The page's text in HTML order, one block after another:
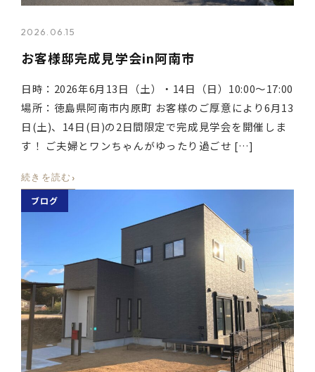
2026.06.15
お客様邸完成見学会in阿南市
日時：2026年6月13日（土）・14日（日）10:00〜17:00
場所：徳島県阿南市内原町 お客様のご厚意により6月13
日(土)、14日(日)の2日間限定で完成見学会を開催しま
す！ ご夫婦とワンちゃんがゆったり過ごせ […]
続きを読む ›
ブログ